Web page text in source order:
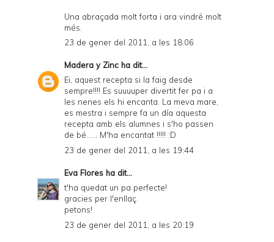
Una abraçada molt forta i ara vindré molt
més.
23 de gener del 2011, a les 18:06
Madera y Zinc ha dit...
Ei, aquest recepta si la faig desde
sempre!!!! Es suuuuper divertit fer pa i a
les nenes els hi encanta. La meva mare,
es mestra i sempre fa un día aquesta
recepta amb els alumnes i s'ho passen
de bé...... M'ha encantat !!!!! :D
23 de gener del 2011, a les 19:44
Eva Flores ha dit...
t'ha quedat un pa perfecte!
gracies per l'enllaç.
petons!
23 de gener del 2011, a les 20:19